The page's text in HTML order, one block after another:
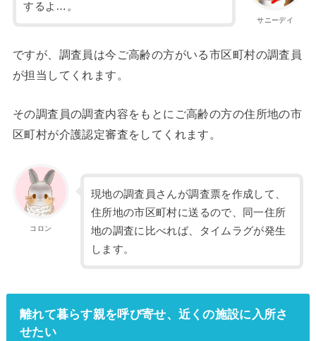
サニーデイ
するよ…。
ですが、調査員は今ご高齢の方がいる市区町村の調査員
が担当してくれます。
その調査員の調査内容をもとにご高齢の方の住所地の市
区町村が介護認定審査をしてくれます。
コロン
現地の調査員さんが調査票を作成して、
住所地の市区町村に送るので、同一住所
地の調査に比べれば、タイムラグが発生
します。
離れて暮らす親を呼び寄せ、近くの施設に入所さ
せたい